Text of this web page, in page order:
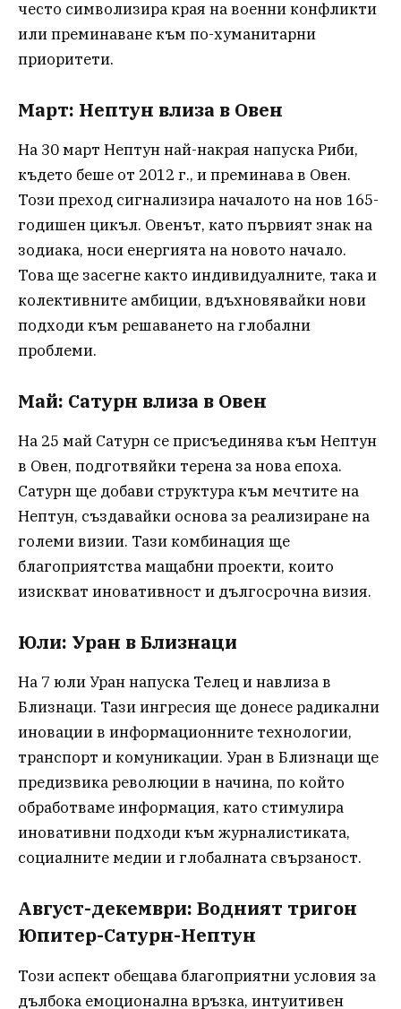
често символизира края на военни конфликти
или преминаване към по-хуманитарни
приоритети.
Март: Нептун влиза в Овен
На 30 март Нептун най-накрая напуска Риби,
където беше от 2012 г., и преминава в Овен.
Този преход сигнализира началото на нов 165-
годишен цикъл. Овенът, като първият знак на
зодиака, носи енергията на новото начало.
Това ще засегне както индивидуалните, така и
колективните амбиции, вдъхновявайки нови
подходи към решаването на глобални
проблеми.
Май: Сатурн влиза в Овен
На 25 май Сатурн се присъединява към Нептун
в Овен, подготвяйки терена за нова епоха.
Сатурн ще добави структура към мечтите на
Нептун, създавайки основа за реализиране на
големи визии. Тази комбинация ще
благоприятства мащабни проекти, които
изискват иновативност и дългосрочна визия.
Юли: Уран в Близнаци
На 7 юли Уран напуска Телец и навлиза в
Близнаци. Тази ингресия ще донесе радикални
иновации в информационните технологии,
транспорт и комуникации. Уран в Близнаци ще
предизвика революции в начина, по който
обработваме информация, като стимулира
иновативни подходи към журналистиката,
социалните медии и глобалната свързаност.
Август-декември: Водният тригон
Юпитер-Сатурн-Нептун
Този аспект обещава благоприятни условия за
дълбока емоционална връзка, интуитивен